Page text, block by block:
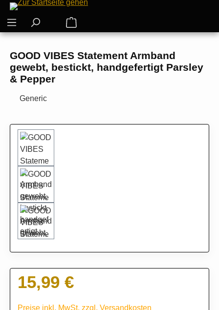
Zum Hauptinhalt springen
Warenkorb enthält 0 Positionen. Der
GOOD VIBES Statement Armband
gewebt, bestickt, handgefertigt Parsley
& Pepper
Generic
Bildergalerie überspringen
Regulärer Preis:
15,99 €
Preise inkl. MwSt. zzgl. Versandkosten